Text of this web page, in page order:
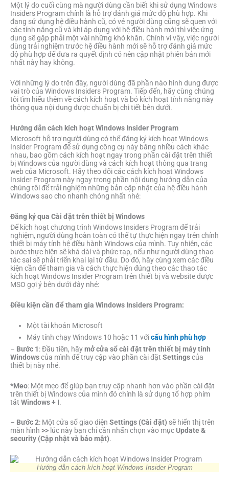
Một lý do cuối cùng mà người dùng cần biết khi sử dụng Windows
Insiders Program chính là hỗ trợ đánh giá mức độ phù hợp. Khi
đang sử dụng hệ điều hành cũ, có vẻ người dùng cũng sẽ quen với
các tính năng cũ và khi áp dụng với hệ điều hành mới thì việc ứng
dụng sẽ gặp phải một vài những khó khăn. Chính vì vậy, việc người
dùng trải nghiệm trước hệ điều hành mới sẽ hỗ trợ đánh giá mức
độ phù hợp để đưa ra quyết định có nên cập nhật phiên bản mới
nhất này hay không.
Với những lý do trên đây, người dùng đã phần nào hình dung được
vai trò của Windows Insiders Program. Tiếp đến, hãy cùng chúng
tôi tìm hiểu thêm về cách kích hoạt và bỏ kích hoạt tính năng này
thông qua nội dung được chuẩn bị chi tiết bên dưới.
Hướng dẫn cách kích hoạt Windows Insider Program
Microsoft hỗ trợ người dùng có thể đăng ký kích hoạt Windows
Insider Program để sử dụng công cụ này bằng nhiều cách khác
nhau, bao gồm cách kích hoạt ngay trong phần cài đặt trên thiết
bị Windows của người dùng và cách kích hoạt thông qua trang
web của Microsoft. Hãy theo dõi các cách kích hoạt Windows
Insider Program này ngay trong phần nội dung hướng dẫn của
chúng tôi để trải nghiệm những bản cập nhật của hệ điều hành
Windows sao cho nhanh chóng nhất nhé:
Đăng ký qua Cài đặt trên thiết bị Windows
Để kích hoạt chương trình Windows Insiders Program để trải
nghiệm, người dùng hoàn toàn có thể tự thực hiện ngay trên chính
thiết bị máy tính hệ điều hành Windows của mình. Tuy nhiên, các
bước thực hiện sẽ khá dài và phức tạp, nếu như người dùng thao
tác sai sẽ phải triển khai lại từ đầu. Do đó, hãy cùng xem các điều
kiện cần để tham gia và cách thực hiện đúng theo các thao tác
kích hoạt Windows Insider Program trên thiết bị và website được
MSO gợi ý bên dưới đây nhé:
Điều kiện cần để tham gia Windows Insiders Program:
Một tài khoản Microsoft
Máy tính chạy Windows 10 hoặc 11 vớicấu hình phù hợp
– Bước 1: Đầu tiên, hãymở cửa sổ cài đặt trên thiết bị máy tính
Windowscủa mình để truy cập vào phần cài đặt Settingscủa
thiết bị này nhé.
*Meo: Một mẹo để giúp bạn truy cập nhanh hơn vào phần cài đặt
trên thiết bị Windows của mình đó chính là sử dụng tổ hợp phím
tắt Windows + I.
– Bước 2: Một cửa sổ giao diện Settings (Cài đặt) sẽ hiển thị trên
màn hình >> lúc này bạn chỉ cần nhấn chọn vào mụcUpdate &
security (Cập nhật và bảo mật).
Hướng dẫn cách kích hoạt Windows Insider Program